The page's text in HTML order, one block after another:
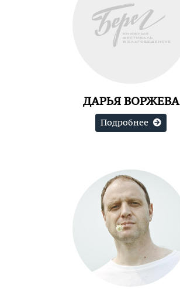
ДАРЬЯ ВОРЖЕВА
Подробнее